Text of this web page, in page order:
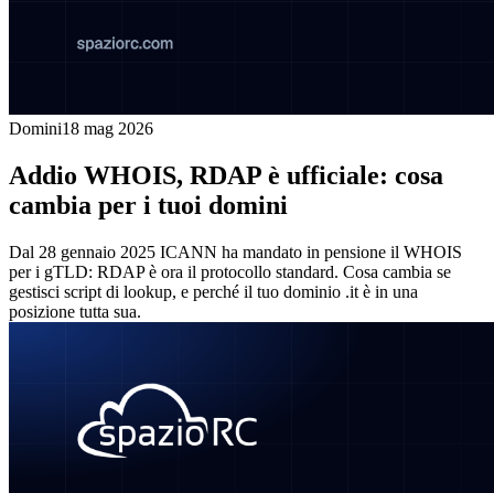
Domini18 mag 2026
Addio WHOIS, RDAP è ufficiale: cosa
cambia per i tuoi domini
Dal 28 gennaio 2025 ICANN ha mandato in pensione il WHOIS
per i gTLD: RDAP è ora il protocollo standard. Cosa cambia se
gestisci script di lookup, e perché il tuo dominio .it è in una
posizione tutta sua.